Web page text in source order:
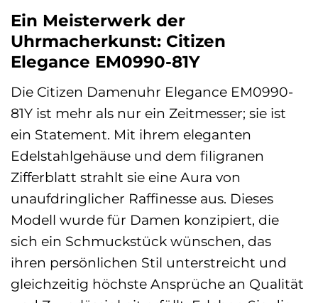
Ein Meisterwerk der
Uhrmacherkunst: Citizen
Elegance EM0990-81Y
Die Citizen Damenuhr Elegance EM0990-
81Y ist mehr als nur ein Zeitmesser; sie ist
ein Statement. Mit ihrem eleganten
Edelstahlgehäuse und dem filigranen
Zifferblatt strahlt sie eine Aura von
unaufdringlicher Raffinesse aus. Dieses
Modell wurde für Damen konzipiert, die
sich ein Schmuckstück wünschen, das
ihren persönlichen Stil unterstreicht und
gleichzeitig höchste Ansprüche an Qualität